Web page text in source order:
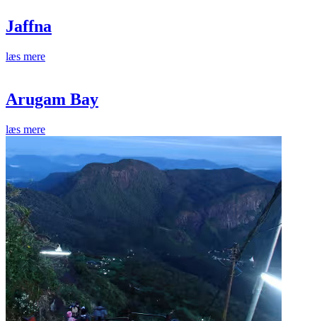
Jaffna
læs mere
Arugam Bay
læs mere